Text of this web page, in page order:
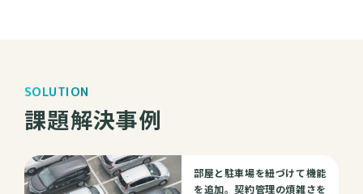
SOLUTION
課題解決事例
部屋と駐車場を紐づけて機能
を追加。契約管理の煩雑さを